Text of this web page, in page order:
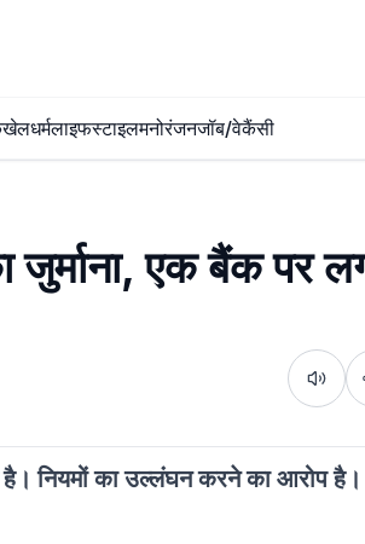
खेलधर्मलाइफस्टाइलमनोरंजनजॉब/वेकैंसी
एक बैंक पर
Listen
है। नियमों का उल्लंघन करने का आरोप